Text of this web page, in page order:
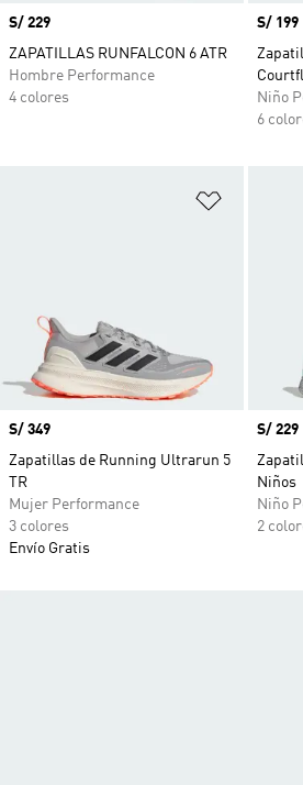
Precio
S/ 229
ZAPATILLAS RUNFALCON 6 ATR
Hombre Performance
4 colores
Precio
S/ 199
Niño
6
Precio
S/ 349
Zapatillas de Running Ultrarun 5
TR
Mujer Performance
3 colores
Envío Gratis
Precio
S/ 229
Niños
Niño
2